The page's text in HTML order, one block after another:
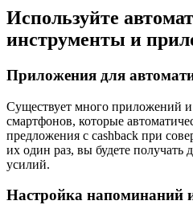
Используйте
инструменты и
Приложения для
Существует много приложений
смартфонов, которые
предложения с cashback при
их один раз, вы будете получать
усилий.
Настройка напоминаний